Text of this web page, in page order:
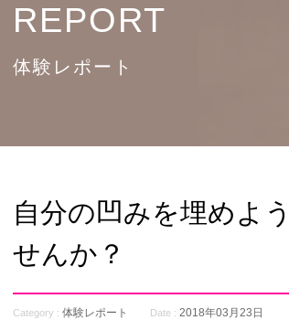
REPORT
体験レポート
自分の凹みを埋めよ
せんか？
Category : 体験レポート Date : 2018年03月23日